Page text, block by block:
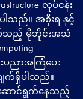
လုပ်ငန်း
ါသည်။ အစိုးရ နှင့်
ဖြစ်သည့် မိုဘိုင်းအသံ
ပညာအကြံပေး
ျက်ရှိပါသည်။
ဆောင်ရွက်နေသည့်